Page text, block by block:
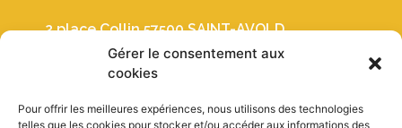
Gérer le consentement aux
cookies
Pour offrir les meilleures expériences, nous utilisons des technologies
telles que les cookies pour stocker et/ou accéder aux informations des
2 place Collin 57500 SAINT-AVOLD
03 87 91 30 19
Crèches